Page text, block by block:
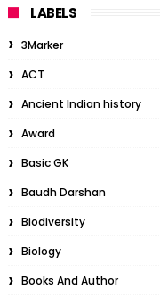
LABELS
3Marker
ACT
Ancient Indian history
Award
Basic GK
Baudh Darshan
Biodiversity
Biology
Books And Author